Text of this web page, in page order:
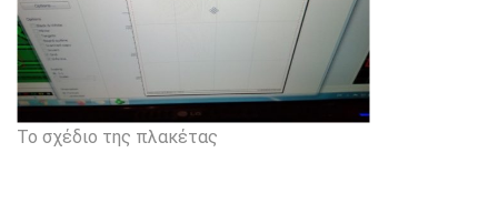
Το σχέδιο της πλακέτας